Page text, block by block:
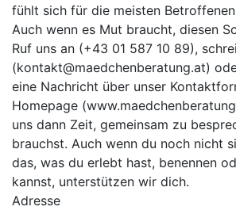
fühlt sich für die meisten
Auch wenn es Mut braucht, diesen
Ruf uns an (+43 01 587 10 89),
(kontakt@maedchenberatung.at)
eine Nachricht über unser
Homepage (
uns dann Zeit, gemeinsam zu
brauchst. Auch wenn du noch nicht
das, was du erlebt hast, benennen
kannst, unterstützen wir dich.
Adresse